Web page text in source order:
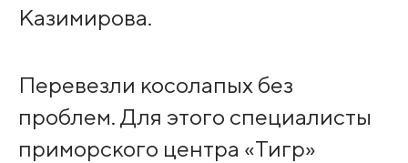
Казимирова.
Перевезли косолапых без
проблем. Для этого специалисты
приморского центра «Тигр»